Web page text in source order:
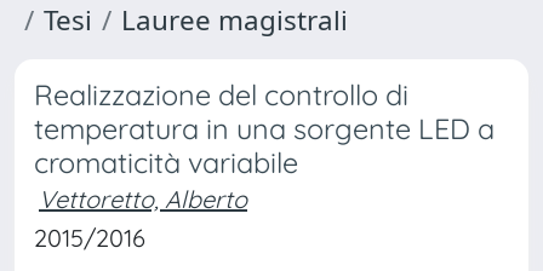
Tesi
Lauree magistrali
Realizzazione del controllo di
temperatura in una sorgente LED a
cromaticità variabile
Vettoretto, Alberto
2015/2016